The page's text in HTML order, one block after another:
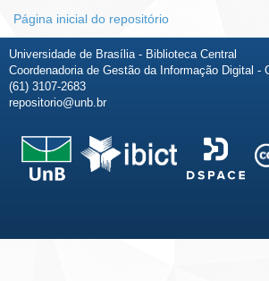
Página inicial do repositório
Universidade de Brasília - Biblioteca Central
Coordenadoria de Gestão da Informação Digital -
(61) 3107-2683
repositorio@unb.br